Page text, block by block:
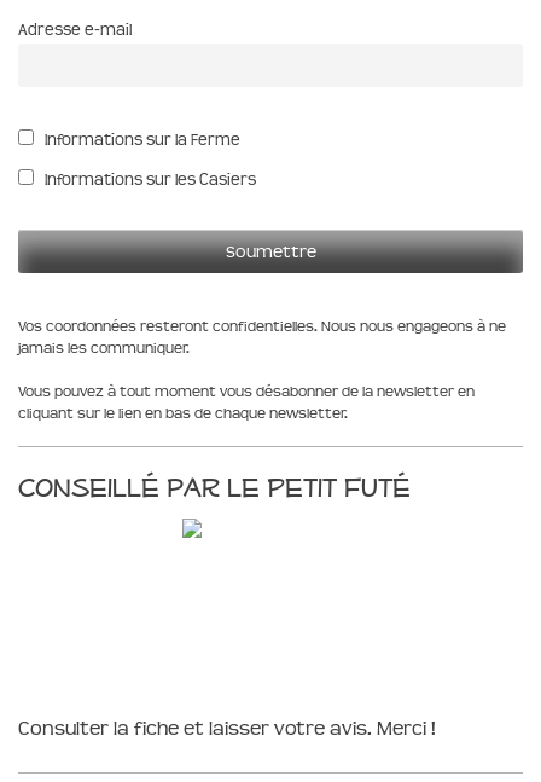
Adresse e-mail
Informations sur la Ferme
Informations sur les Casiers
Vos coordonnées resteront confidentielles. Nous nous engageons à ne
jamais les communiquer.
Vous pouvez à tout moment vous désabonner de la newsletter en
cliquant sur le lien en bas de chaque newsletter.
Conseillé par le Petit Futé
Consulter la fiche et laisser votre avis. Merci !